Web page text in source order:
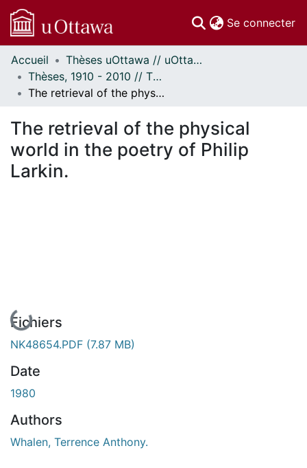
Se connecter
Communautés
et collections
Parcourir
À propos
Accueil
Thèses uOttawa // uOttawa Theses
Thèses, 1910 - 2010 // Theses, 1910 - 2010
The retrieval of the physical world in the poetry of Philip Larkin.
The retrieval of the physical
world in the poetry of Philip
Larkin.
En cours de chargement...
Fichiers
NK48654.PDF (7.87 MB)
Date
1980
Authors
Whalen, Terrence Anthony.